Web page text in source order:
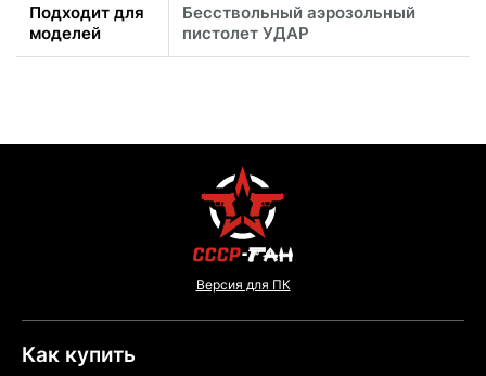
Подходит для
моделей
Бесствольный аэрозольный
пистолет УДАР
Версия для ПК
Как купить